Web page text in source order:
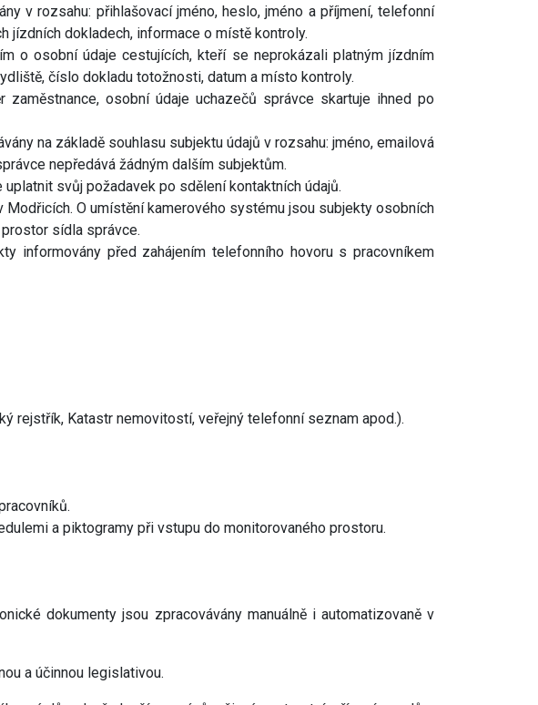
v rozsahu: přihlašovací jméno, heslo, jméno a příjmení, telefonní
jízdních dokladech, informace o místě kontroly.
o osobní údaje cestujících, kteří se neprokázali platným jízdním
číslo dokladu totožnosti, datum a místo kontroly.
osobní údaje uchazečů správce skartuje ihned po
na základě souhlasu subjektu údajů v rozsahu: jméno, emailová
nepředává žádným dalším subjektům.
svůj požadavek po sdělení kontaktních údajů.
O umístění kamerového systému jsou subjekty osobních
sídla správce.
informovány před zahájením telefonního hovoru s pracovníkem
rejstřík, Katastr nemovitostí, veřejný telefonní seznam apod.).
a piktogramy při vstupu do monitorovaného prostoru.
dokumenty jsou zpracovávány manuálně i automatizovaně v
a účinnou legislativou.